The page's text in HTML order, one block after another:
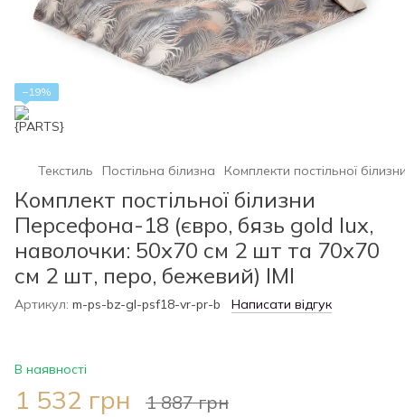
−19%
Текстиль Постільна білизна Комплекти постільної
Комплект постільної білизни
Персефона-18 (євро, бязь gold lux,
наволочки: 50х70 см 2 шт та 70х70
см 2 шт, перо, бежевий) IMI
Артикул: m-ps-bz-gl-psf18-vr-pr-b Написати відгук
В наявності
1 532 грн 1 887 грн